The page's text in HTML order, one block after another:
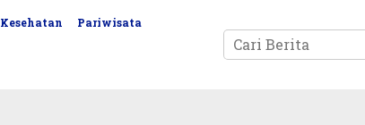
Kesehatan Pariwisata